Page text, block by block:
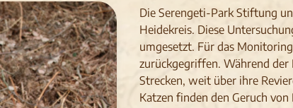
Die Serengeti-Park Stiftung
Heidekreis. Diese
umgesetzt. Für das
zurückgegriffen. Während
Strecken, weit über ihre
Katzen finden den Geruch